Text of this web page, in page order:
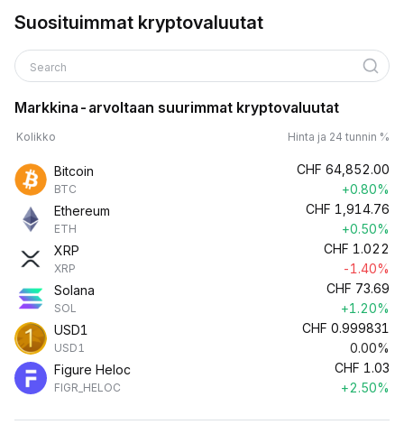
Suosituimmat kryptovaluutat
Search
Markkina-arvoltaan suurimmat kryptovaluutat
Kolikko Hinta ja 24 tunnin %
Bitcoin
BTC
CHF 64,852.00
+0.80%
Ethereum
ETH
CHF 1,914.76
+0.50%
XRP
XRP
CHF 1.022
-1.40%
Solana
SOL
CHF 73.69
+1.20%
USD1
USD1
CHF 0.999831
0.00%
Figure Heloc
FIGR_HELOC
CHF 1.03
+2.50%